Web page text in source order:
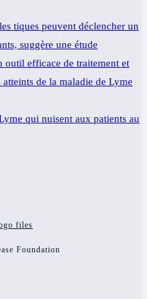
tiques peuvent déclencher un
suggère une étude
outil efficace de traitement et
de la maladie de Lyme
qui nuisent aux patients au
files
Foundation